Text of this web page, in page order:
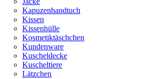
Kapuzenhandtuch
Kissen
Kissenhülle
Kosmetiktäschchen
Kundenware
Kuscheldecke
Kuscheltiere
Lätzchen